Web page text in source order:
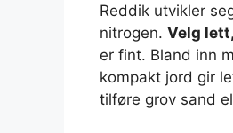
Reddik utvikler
nitrogen. Velg
er fint. Bland inn
kompakt jord gir
tilføre grov sand